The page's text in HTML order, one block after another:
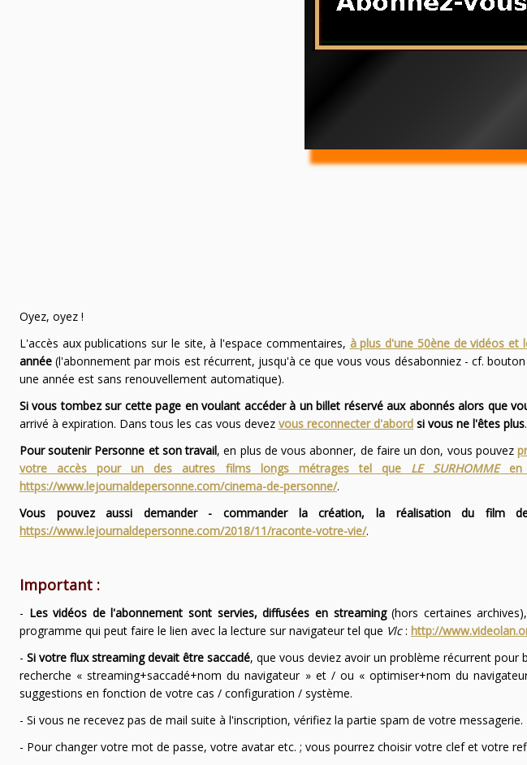
Oyez, oyez !
L'accès aux publications sur le site, à l'espace commentaires, à plus d'une 50ène de vidéos et
année(l'abonnement par mois est récurrent, jusqu'à ce que vous vous désabonniez - cf.
une année est sans renouvellement automatique).
Si vous tombez sur cette page en voulant accéder à un billet réservé aux abonnés alors que
arrivé à expiration. Dans tous les cas vous devez vous reconnecter d'abordsi vous ne l'êtes plus.
Pour soutenir Personne et son travail, en plus de vous abonner, de faire un don, vous pouvez
votre accès pour un des autres films longs métrages tel que LE SURHOMMEen
https://www.lejournaldepersonne.com/cinema-de-personne/.
Vous pouvez aussi demander - commander la création, la réalisation du
https://www.lejournaldepersonne.com/2018/11/raconte-votre-vie/.
Important :
- Les vidéos de l'abonnement sont servies, diffusées en streaming(hors certaines
programme qui peut faire le lien avec la lecture sur navigateur tel que Vlc: http://
- Si votre flux streaming devait être saccadé, que vous deviez avoir un problème récurrent
recherche « streaming+saccadé+nom du navigateur » et / ou « optimiser+nom du
suggestions en fonction de votre cas / configuration / système.
- Si vous ne recevez pas de mail suite à l'inscription, vérifiez la partie spam de votre messagerie.
- Pour changer votre mot de passe, votre avatar etc. ; vous pourrez choisir votre clef et votre